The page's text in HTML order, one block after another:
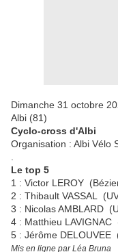
Dimanche 31 octobre
Albi (81)
Cyclo-cross d'Albi
Organisation : Albi Vélo
Le top 5
1 : Victor LEROY
2 : Thibault VASSAL
3 : Nicolas AMBLARD
4 : Matthieu LAVIGNAC
5 : Jérôme DELOUVEE
Mis en ligne par Léa Bruna